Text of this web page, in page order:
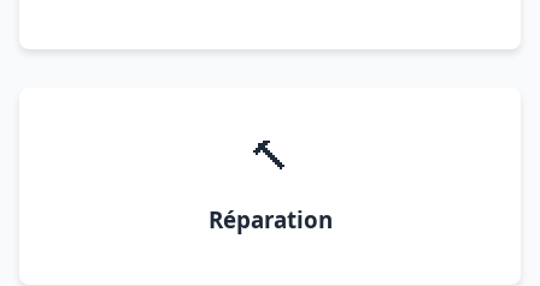
🔨
Réparation